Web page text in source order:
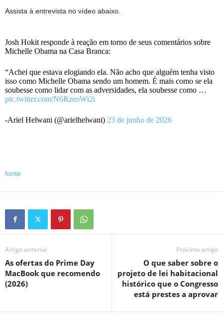
Assista à entrevista no vídeo abaixo.
Josh Hokit responde à reação em torno de seus comentários sobre
Michelle Obama na Casa Branca:
“Achei que estava elogiando ela. Não acho que alguém tenha visto
isso como Michelle Obama sendo um homem. É mais como se ela
soubesse como lidar com as adversidades, ela soubesse como …
pic.twitter.com/N6RzeoWt2i
-Ariel Helwani (@arielhelwani) 23 de junho de 2026
fonte
Artigo anterior
As ofertas do Prime Day
MacBook que recomendo
(2026)
Próximo artigo
O que saber sobre o
projeto de lei habitacional
histórico que o Congresso
está prestes a aprovar